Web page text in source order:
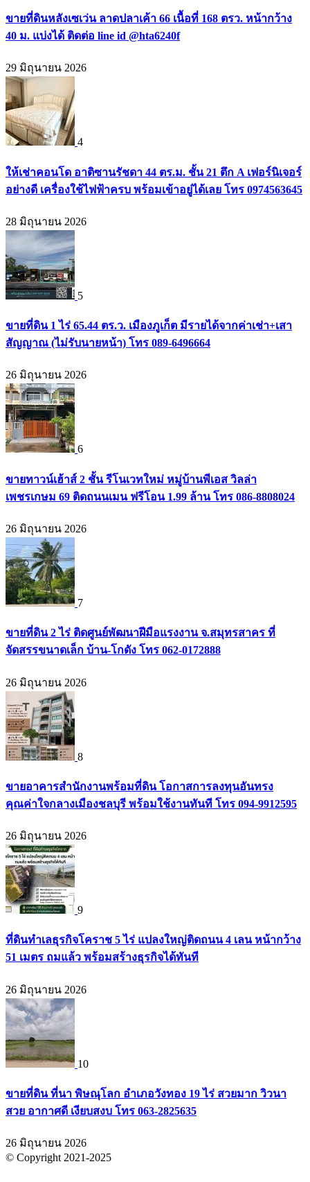
ขายที่ดินหลังเซเว่น ลาดปลาเค้า 66 เนื้อที่ 168 ตรว. หน้ากว้าง
40 ม. แบ่งได้ ติดต่อ line id @hta6240f
29 มิถุนายน 2026
4
ให้เช่าคอนโด อาติซานรัชดา 44 ตร.ม. ชั้น 21 ตึก A เฟอร์นิเจอร์
อย่างดี เครื่องใช้ไฟฟ้าครบ พร้อมเข้าอยู่ได้เลย โทร 0974563645
28 มิถุนายน 2026
5
ขายที่ดิน 1 ไร่ 65.44 ตร.ว. เมืองภูเก็ต มีรายได้จากค่าเช่า+เสา
สัญญาณ (ไม่รับนายหน้า) โทร 089-6496664
26 มิถุนายน 2026
6
ขายทาวน์เฮ้าส์ 2 ชั้น รีโนเวทใหม่ หมู่บ้านพีเอส วิลล่า
เพชรเกษม 69 ติดถนนเมน ฟรีโอน 1.99 ล้าน โทร 086-8808024
26 มิถุนายน 2026
7
ขายที่ดิน 2 ไร่ ติดศูนย์พัฒนาฝีมือแรงงาน จ.สมุทรสาคร ที่
จัดสรรขนาดเล็ก บ้าน-โกดัง โทร 062-0172888
26 มิถุนายน 2026
8
ขายอาคารสำนักงานพร้อมที่ดิน โอกาสการลงทุนอันทรง
คุณค่าใจกลางเมืองชลบุรี พร้อมใช้งานทันที โทร 094-9912595
26 มิถุนายน 2026
9
ที่ดินทำเลธุรกิจโคราช 5 ไร่ แปลงใหญ่ติดถนน 4 เลน หน้ากว้าง
51 เมตร ถมแล้ว พร้อมสร้างธุรกิจได้ทันที
26 มิถุนายน 2026
10
ขายที่ดิน ที่นา พิษณุโลก อำเภอวังทอง 19 ไร่ สวยมาก วิวนา
สวย อากาศดี เงียบสงบ โทร 063-2825635
26 มิถุนายน 2026
© Copyright 2021-2025